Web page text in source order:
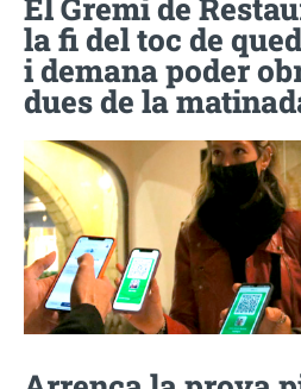
El Gremi de
la fi del toc de
i demana poder
dues de la